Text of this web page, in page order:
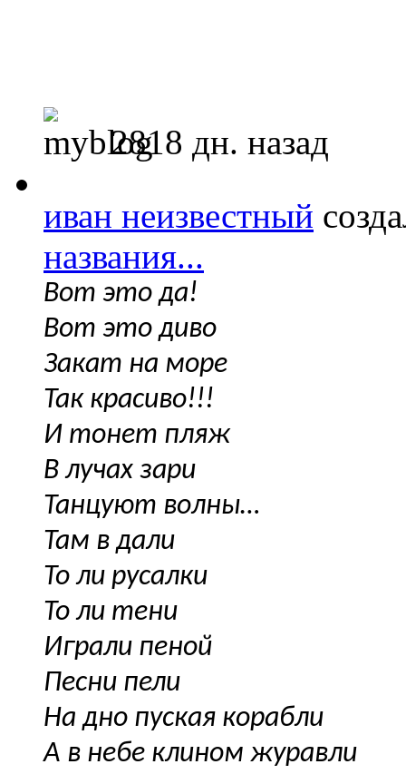
2818 дн. назад
иван неизвестный
названия...
Вот это да!
Вот это диво
Закат на море
Так красиво!!!
И тонет пляж
В лучах зари
Танцуют волны…
Там в дали
То ли русалки
То ли тени
Играли пеной
Песни пели
На дно пуская корабли
А в небе клином журавли